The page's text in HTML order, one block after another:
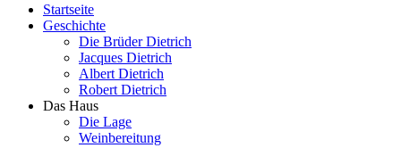
Startseite
Geschichte
Die Brüder Dietrich
Jacques Dietrich
Albert Dietrich
Robert Dietrich
Das Haus
Die Lage
Weinbereitung